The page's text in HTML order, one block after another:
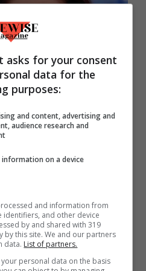
(Screenshot witty tv)
di lasciare la
è stato
La sua assenza
tanto nello studio, in
quelli che speravano
asks for your consent
data for the
purposes:
and content, advertising and
audience research and
on a device
and information from
identifiers, and other device
by and shared with 319
by this site. We and our partners
data. List of partners.
personal data on the basis